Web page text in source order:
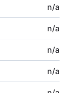
n/a
n/a
n/a
n/a